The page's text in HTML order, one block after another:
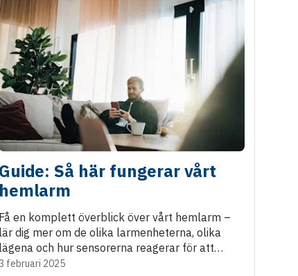
Guide: Så här fungerar vårt
hemlarm
Få en komplett överblick över vårt hemlarm –
lär dig mer om de olika larmenheterna, olika
lägena och hur sensorerna reagerar för att
skydda hemmet.
3 februari 2025